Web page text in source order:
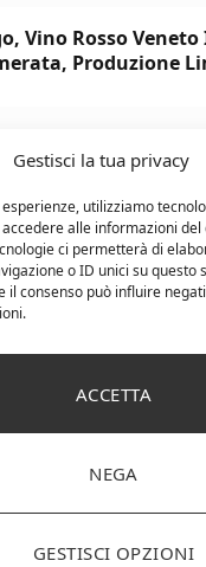
Gestisci la tua privacy
utilizziamo
alle informazioni del
ci permetterà di
o ID unici su questo
il consenso può influire
ACCETTA
NEGA
GESTISCI OPZIONI
Vino Rosso Veneto
Produzione
& Fils – Chassagne